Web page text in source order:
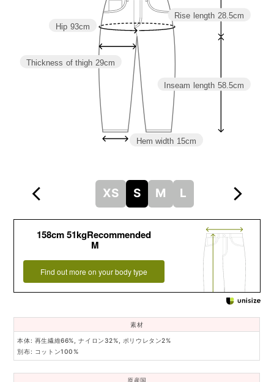
Inseam length 58.5cm
Rise length 28.5cm
Hem width 15cm
Thickness of thigh 29cm
Hip 93cm
XS S M L
158cm 51kgRecommended
M
Find out more on your body type
素材
本体: 再生繊維66%, ナイロン32%, ポリウレタン2%
別布: コットン100%
原産国